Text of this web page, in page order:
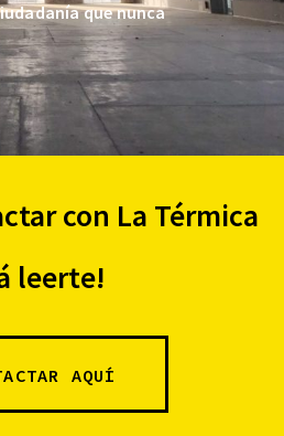
que nunca
con La Térmica
leerte!
AQUÍ